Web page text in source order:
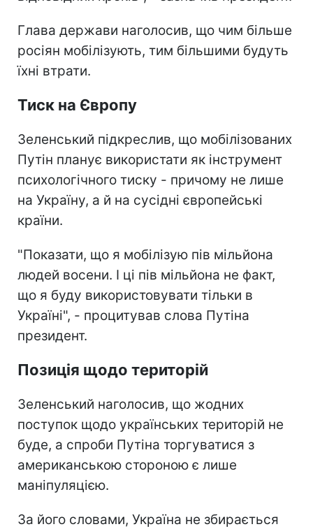
Глава держави наголосив, що чим більше
росіян мобілізують, тим більшими будуть
їхні втрати.
Тиск на Європу
Зеленський підкреслив, що мобілізованих
Путін планує використати як інструмент
психологічного тиску - причому не лише
на Україну, а й на сусідні європейські
країни.
"Показати, що я мобілізую пів мільйона
людей восени. І ці пів мільйона не факт,
що я буду використовувати тільки в
Україні", - процитував слова Путіна
президент.
Позиція щодо територій
Зеленський наголосив, що жодних
поступок щодо українських територій не
буде, а спроби Путіна торгуватися з
американською стороною є лише
маніпуляцією.
За його словами, Україна не збирається